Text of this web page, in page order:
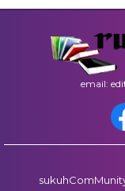
email: